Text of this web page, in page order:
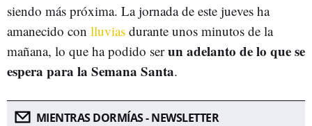
siendo más próxima. La jornada de este jueves ha
amanecido con lluvias durante unos minutos de la
mañana, lo que ha podido serun adelanto de lo que se
espera para la Semana Santa.
MIENTRAS DORMÍAS - NEWSLETTER